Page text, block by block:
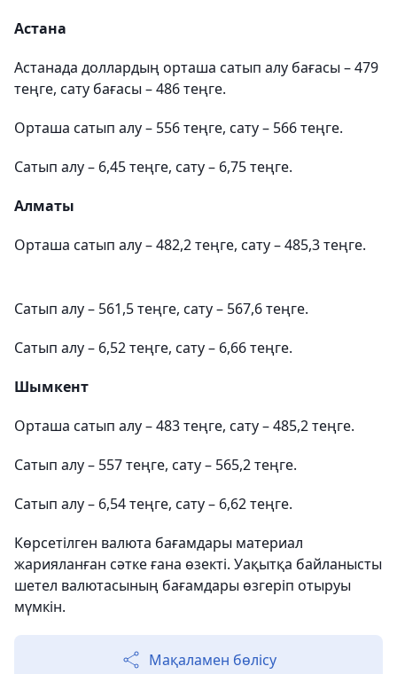
Астана
Астанада доллардың орташа сатып алу бағасы – 479
теңге, сату бағасы – 486 теңге.
Орташа сатып алу – 556 теңге, сату – 566 теңге.
Сатып алу – 6,45 теңге, сату – 6,75 теңге.
Алматы
Орташа сатып алу – 482,2 теңге, сату – 485,3 теңге.
Сатып алу – 561,5 теңге, сату – 567,6 теңге.
Сатып алу – 6,52 теңге, сату – 6,66 теңге.
Шымкент
Орташа сатып алу – 483 теңге, сату – 485,2 теңге.
Сатып алу – 557 теңге, сату – 565,2 теңге.
Сатып алу – 6,54 теңге, сату – 6,62 теңге.
Көрсетілген валюта бағамдары материал
жарияланған сәтке ғана өзекті. Уақытқа байланысты
шетел валютасының бағамдары өзгеріп отыруы
мүмкін.
Мақаламен бөлісу